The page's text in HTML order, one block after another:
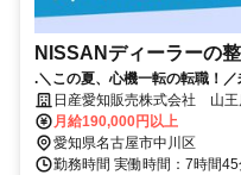
NISSANディーラーの
.＼この夏、心機一転の転職！
る安心な会社！年間休日115日
日産愛知販売株式会社 山王
月給190,000円以上
愛知県名古屋市中川区
勤務時間 実働時間：7時間